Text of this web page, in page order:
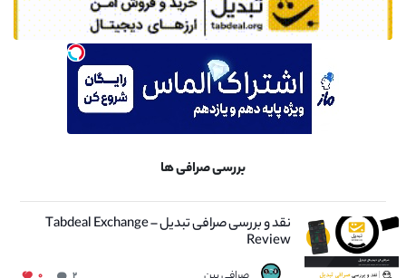
بررسی صرافی ها
نقد و بررسی صرافی تبدیل – Tabdeal Exchange
Review